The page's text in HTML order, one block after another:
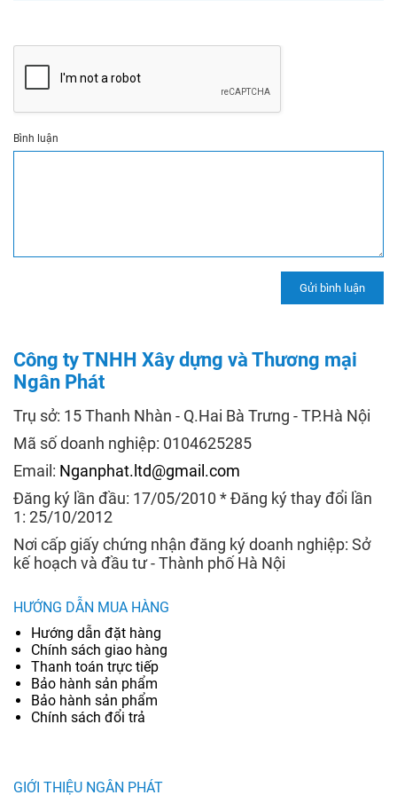
Bình luận
Công ty TNHH Xây dựng và Thương mại
Ngân Phát
Trụ sở: 15 Thanh Nhàn - Q.Hai Bà Trưng - TP.Hà Nội
Mã số doanh nghiệp: 0104625285
Email: Nganphat.ltd@gmail.com
Đăng ký lần đầu: 17/05/2010 * Đăng ký thay đổi lần
1: 25/10/2012
Nơi cấp giấy chứng nhận đăng ký doanh nghiệp: Sở
kế hoạch và đầu tư - Thành phố Hà Nội
HƯỚNG DẪN MUA HÀNG
Hướng dẫn đặt hàng
Chính sách giao hàng
Thanh toán trực tiếp
Bảo hành sản phẩm
Bảo hành sản phẩm
Chính sách đổi trả
GIỚI THIỆU NGÂN PHÁT